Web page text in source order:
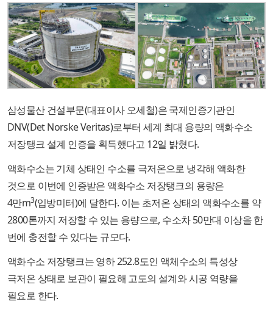
삼성물산 건설부문(대표이사 오세철)은 국제인증기관인
DNV(Det Norske Veritas)로부터 세계 최대 용량의 액화수소
저장탱크 설계 인증을 획득했다고 12일 밝혔다.
액화수소는 기체 상태인 수소를 극저온으로 냉각해 액화한
것으로 이번에 인증받은 액화수소 저장탱크의 용량은
4만m3(입방미터)에 달한다. 이는 초저온 상태의 액화수소를 약
2800톤까지 저장할 수 있는 용량으로, 수소차 50만대 이상을 한
번에 충전할 수 있다는 규모다.
액화수소 저장탱크는 영하 252.8도인 액체수소의 특성상
극저온 상태로 보관이 필요해 고도의 설계와 시공 역량을
필요로 한다.